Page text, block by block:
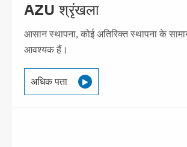
AZU श्रृंखला
आसान स्थापना, कोई अतिरिक्त स्थापना के
आवश्यक हैं।
अधिक पता 